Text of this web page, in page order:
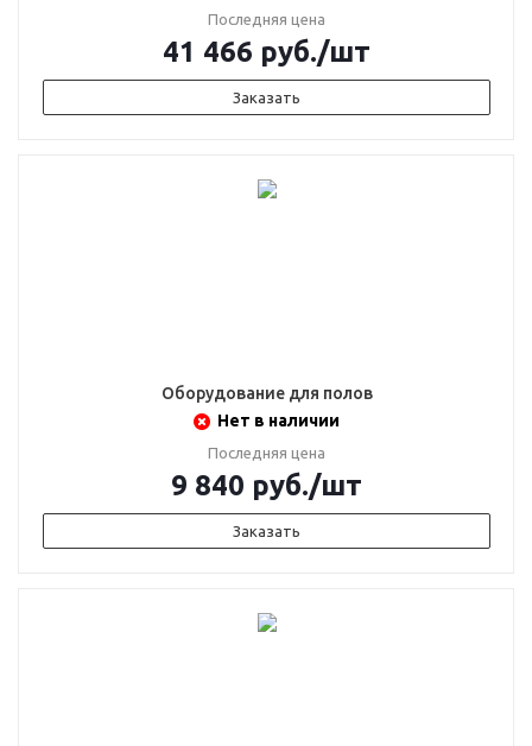
Последняя цена
41 466 руб./шт
Заказать
Оборудование для полов
Нет в наличии
Последняя цена
9 840 руб./шт
Заказать